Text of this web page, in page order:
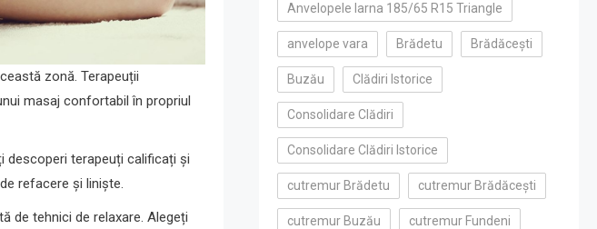
zonă. Terapeuții
masaj confortabil în propriul
descoperi terapeuți calificați și
refacere și liniște.
de tehnici de relaxare. Alegeți
Anvelopele Iarna 185/65 R15 Triangle
anvelope vara Brădetu Brădăcești
Buzău Clădiri Istorice
Consolidare Clădiri
Consolidare Clădiri Istorice
cutremur Brădetu cutremur Brădăcești
cutremur Buzău cutremur Fundeni